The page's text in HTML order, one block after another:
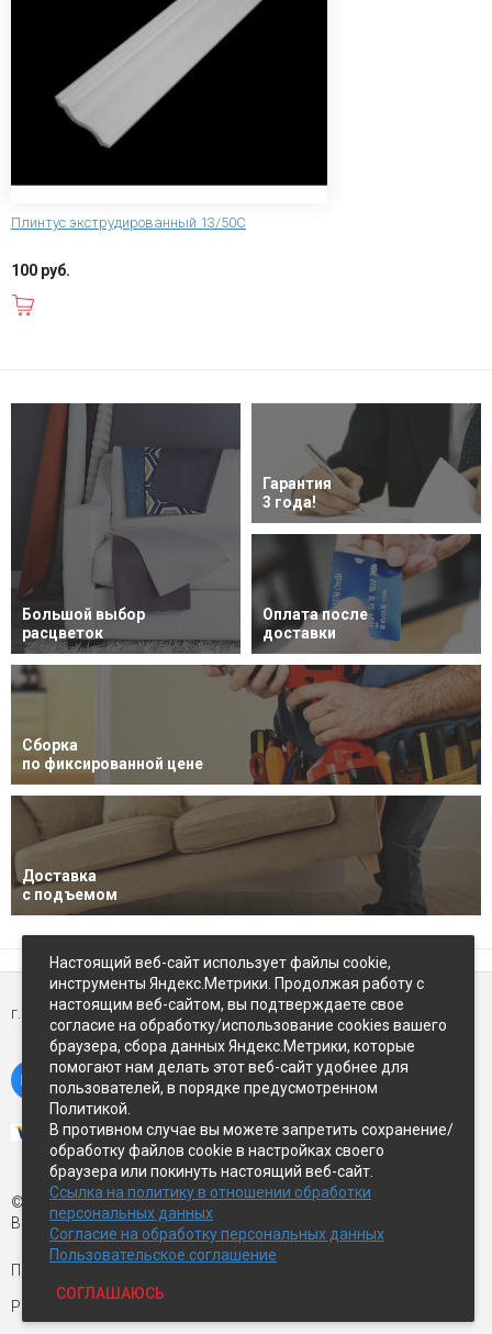
Плинтус экструдированный 13/50С
100 руб.
Большой выбор
расцветок
Гарантия
3 года!
Оплата после
доставки
Сборка
по фиксированной цене
Доставка
с подъемом
г. Петропавловск-Камчатский,ул Восточное-шоссе, д.5
© Экспострой, 2026 г.
Все права защищены
Письмо директору:
Разработка сайта —
Настоящий веб-сайт использует файлы cookie,
инструменты Яндекс.Метрики. Продолжая работу с
настоящим веб-сайтом, вы подтверждаете свое
согласие на обработку/использование cookies вашего
браузера, сбора данных Яндекс.Метрики, которые
помогают нам делать этот веб-сайт удобнее для
пользователей, в порядке предусмотренном
Политикой.
В противном случае вы можете запретить сохранение/
обработку файлов cookie в настройках своего
браузера или покинуть настоящий веб-сайт.
Ссылка на политику в отношении обработки
персональных данных
Согласие на обработку персональных данных
Пользовательское соглашение
СОГЛАШАЮСЬ